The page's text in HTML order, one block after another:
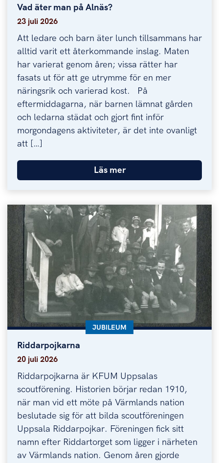
Vad äter man på Alnäs?
Vad äter man på Alnäs?
23 juli 2026
Att ledare och barn äter lunch tillsammans har
alltid varit ett återkommande inslag. Maten
har varierat genom åren; vissa rätter har
fasats ut för att ge utrymme för en mer
näringsrik och varierad kost. På
eftermiddagarna, när barnen lämnat gården
och ledarna städat och gjort fint inför
morgondagens aktiviteter, är det inte ovanligt
att […]
Läs mer
Riddarpojkarna
Riddarpojkarna
KATEGORI:
JUBILEUM
20 juli 2026
Riddarpojkarna är KFUM Uppsalas
scoutförening. Historien börjar redan 1910,
när man vid ett möte på Värmlands nation
beslutade sig för att bilda scoutföreningen
Uppsala Riddarpojkar. Föreningen fick sitt
namn efter Riddartorget som ligger i närheten
av Värmlands nation. Genom åren gjorde